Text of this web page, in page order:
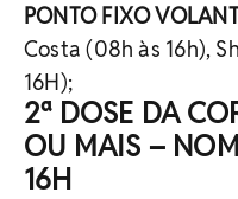
PONTO FIXO
Costa (08h às 16h),
16H);
2ª DOSE DA
OU MAIS –
16H